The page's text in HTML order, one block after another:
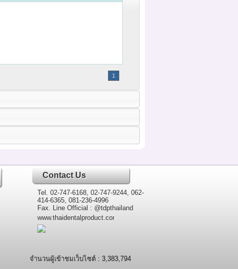
1
Contact Us
Tel. 02-747-6168, 02-747-9244, 062-
414-6365, 081-236-4996
Fax. Line Official : @tdpthailand
www.thaidentalproduct.com
จำนวนผู้เข้าชมเว็บไซต์ : 3,383,794